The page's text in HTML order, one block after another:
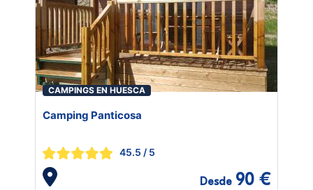
CAMPINGS EN HUESCA
Camping Panticosa
45.5 / 5
Desde 90 €